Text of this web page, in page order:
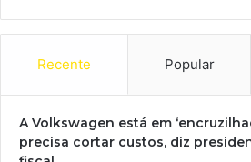
Recente Popular
A Volkswagen está em
precisa cortar custos, diz